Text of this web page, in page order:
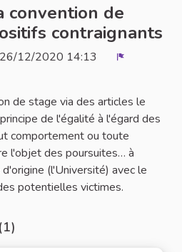
convention de
contraignants
26/12/2020 14:13
de stage via des articles le
de l'égalité à l'égard des
comportement ou toute
l'objet des poursuites… à
(l'Université) avec le
potentielles victimes.